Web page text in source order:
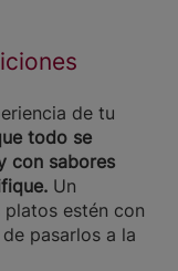
de tu
todo se
con sabores
Un
estén con
pasarlos a la